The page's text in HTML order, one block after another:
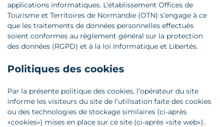
applications informatiques. L’établissement Offices de
Tourisme et Territoires de Normandie (OTN) s’engage à ce
que les traitements de données personnelles effectués
soient conformes au règlement général sur la protection
des données (RGPD) et à la loi Informatique et Libertés.
Politiques des cookies
Par la présente politique des cookies, l’opérateur du site
informe les visiteurs du site de l’utilisation faite des cookies
ou des technologies de stockage similaires (ci-après
«cookies») mises en place sur ce site (ci-après «site web»).